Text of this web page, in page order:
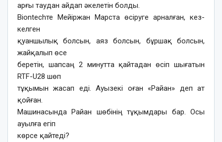
арғы таудан айдап әкелетін болды.
Biontechте Мейіржан Марста өсіруге арналған, кез-
келген
қуаншылық болсын, аяз болсын, бұршақ болсын,
жайқалып өсе
беретін, шапсаң 2 минутта қайтадан өсіп шығатын
RTF-U28 шөп
тұқымын жасап еді. Ауызекі оған «Райан» деп ат
қойған.
Машинасында Райан шөбінің тұқымдары бар. Осы
ауылға егіп
көрсе қайтеді?